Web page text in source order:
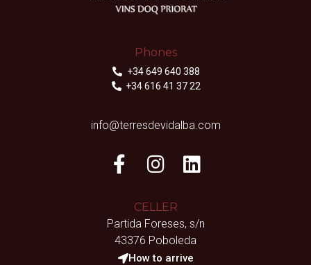
Phones
+34 649 640 388
+34 616 41 37 22
info@terresdevidalba.com
CELLER
Partida Foreses, s/n
43376 Poboleda
How to arrive